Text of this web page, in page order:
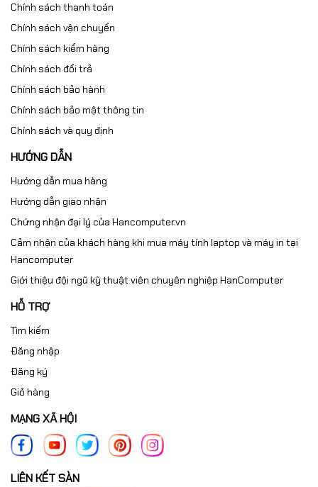
Chính sách thanh toán
Chính sách vận chuyển
Chính sách kiểm hàng
Chính sách đổi trả
Chính sách bảo hành
Chính sách bảo mật thông tin
Chính sách và quy định
HƯỚNG DẪN
Hướng dẫn mua hàng
Hướng dẫn giao nhận
Chứng nhận đại lý của Hancomputer.vn
Cảm nhận của khách hàng khi mua máy tính laptop và máy in tại
Hancomputer
Giới thiệu đội ngũ kỹ thuật viên chuyên nghiệp HanComputer
HỖ TRỢ
Tìm kiếm
Đăng nhập
Đăng ký
Giỏ hàng
MẠNG XÃ HỘI
LIÊN KẾT SÀN